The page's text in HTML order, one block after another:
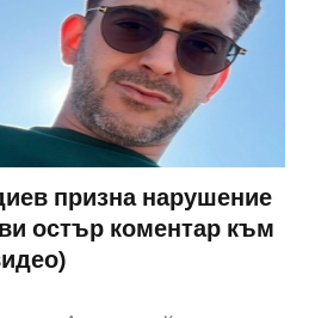
призна нарушение
остър коментар към